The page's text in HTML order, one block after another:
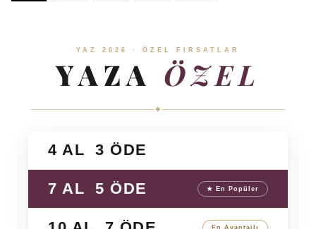
YAZ 2026 · ÖZEL FIRSATLAR
YAZA ÖZEL
✦
4 AL 3 ÖDE
7 AL 5 ÖDE ★ En Popüler
En Avantajlı